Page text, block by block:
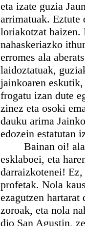
eta izate guzia
arrimatuak. Eztute
loriakotzat baizen.
nahaskeriazko
erromes ala
laidoztatuak,
jainkoaren
frogatu izan dute
zinez eta osoki
dauku arima
edozein estatutan
Bainan oi! ala
esklaboei, eta
darraizkotenei!
profetak. Nola
ezagutzen
zoroak, eta nola
dio San Agustin,